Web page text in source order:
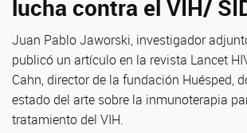
lucha contra el VIH/
Juan Pablo Jaworski, investigador
publicó un artículo en la revista Lancet
Cahn, director de la fundación Huésped,
estado del arte sobre la inmunoterapia
tratamiento del VIH.